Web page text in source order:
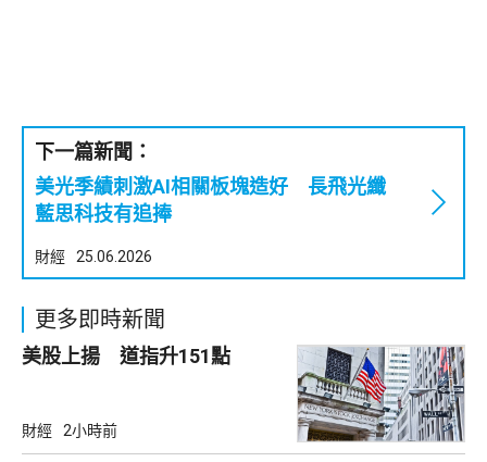
下一篇新聞：
美光季績刺激AI相關板塊造好 長飛光纖
藍思科技有追捧
財經 25.06.2026
更多即時新聞
美股上揚 道指升151點
財經 2小時前